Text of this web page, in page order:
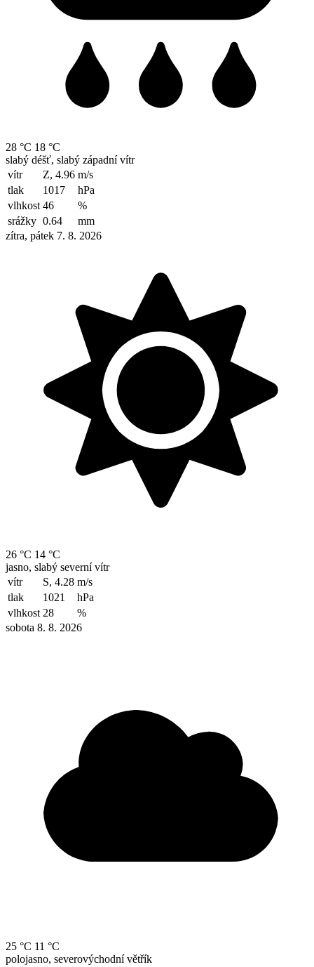
28 °C 18 °C
slabý déšť, slabý západní vítr
vítr
Z, 4.96 m/s
tlak
1017
hPa
vlhkost 46
%
srážky 0.64
mm
zítra, pátek 7. 8. 2026
26 °C 14 °C
jasno, slabý severní vítr
vítr
S, 4.28 m/s
tlak
1021
hPa
vlhkost 28
%
sobota 8. 8. 2026
25 °C 11 °C
polojasno, severovýchodní větřík